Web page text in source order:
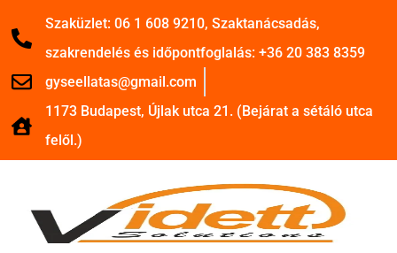
Szaküzlet: 06 1 608 9210, Szaktanácsadás,
szakrendelés és időpontfoglalás: +36 20 383 8359
gyseellatas@gmail.com
1173 Budapest, Újlak utca 21. (Bejárat a sétáló utca
felől.)